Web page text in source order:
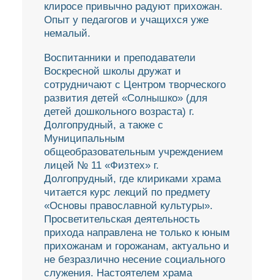
клиросе привычно радуют прихожан.
Опыт у педагогов и учащихся уже
немалый.
Воспитанники и преподаватели
Воскресной школы дружат и
сотрудничают с Центром творческого
развития детей «Солнышко» (для
детей дошкольного возраста) г.
Долгопрудный, а также с
Муниципальным
общеобразовательным учреждением
лицей № 11 «Физтех» г.
Долгопрудный, где клириками храма
читается курс лекций по предмету
«Основы православной культуры».
Просветительская деятельность
прихода направлена не только к юным
прихожанам и горожанам, актуально и
не безразлично несение социального
служения. Настоятелем храма